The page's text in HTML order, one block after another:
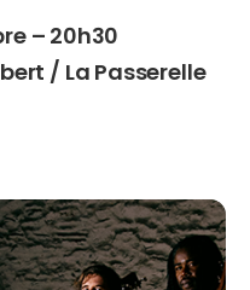
– 20h30
/ La Passerelle